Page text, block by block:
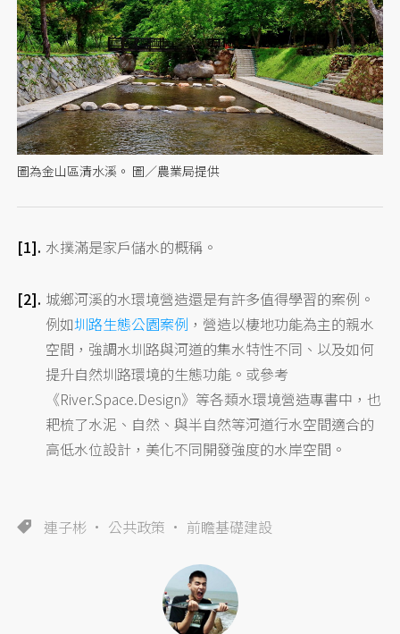
圖為金山區清水溪。 圖／農業局提供
水撲滿是家戶儲水的概稱。
城鄉河溪的水環境營造還是有許多值得學習的案例。
例如圳路生態公園案例 ，營造以棲地功能為主的親水
空間，強調水圳路與河道的集水特性不同、以及如何
提升自然圳路環境的生態功能。或參考
《River.Space.Design》等各類水環境營造專書中，也
耙梳了水泥、自然、與半自然等河道行水空間適合的
高低水位設計，美化不同開發強度的水岸空間。
連子彬 公共政策 前瞻基礎建設